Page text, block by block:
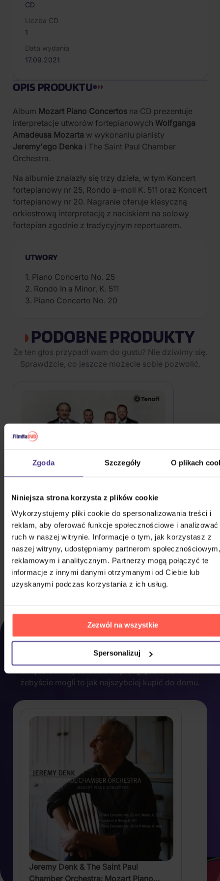
Zgoda Szczegóły O plikach
Niniejsza strona korzysta z plików cookie
Wykorzystujemy pliki cookie do spersonalizowania treści i
reklam, aby oferować funkcje społecznościowe i analizować
ruch w naszej witrynie. Informacje o tym, jak korzystasz z
naszej witryny, udostępniamy partnerom społecznościowym,
reklamowym i analitycznym. Partnerzy mogą połączyć te
informacje z innymi danymi otrzymanymi od Ciebie lub
uzyskanymi podczas korzystania z ich usług.
Zezwól na wszystkie
Spersonalizuj
CD
Liczba CD
1
Data wydania
17.09.2021
OPIS PRODUKTU
Album Mozart Piano Concertos na CD prezentuje
interpretacje utworów fortepianowych Wolfganga
Amadeusa Mozarta w wykonaniu pianisty
Jeremy'ego Denka i The Saint Paul Chamber
Orchestra.
Na albumie znalazły się trzy dzieła, w tym Koncert
fortepianowy nr 25, Rondo a-moll K. 511 oraz Koncert
fortepianowy nr 20. Nagranie oferuje klasyczną
orkiestrową interpretację z naciskiem na solowy
fortepian zgodnie z tradycyjnym repertuarem.
UTWORY
1. Piano Concerto No. 25
2. Rondo In a Minor, K. 511
3. Piano Concerto No. 20
PODOBNE PRODUKTY
Że ten głos przypadł wam do gustu? Nie dziwimy się.
Sprawdźcie, co jeszcze możecie sobie pozwolić.
4 Tenoři: Vánoční
CD
Na magazynie 58,20 zł
OSTATNIO
WYŚWIETLANE
Zdecydowaliście się jednak na coś innego? Tutaj
znajdziecie to, co ostatnio przeglądaliście u nas,
żebyście mogli to jak najszybciej kupić do domu.
Jeremy Denk & The Saint Paul
Chamber Orchestra: Mozart Piano